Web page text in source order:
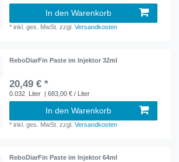
In den Warenkorb
*inkl. ges. MwSt. zzgl.Versandkosten
ReboDiarFin Paste im Injektor 32ml
20,49 € *
0.032 Liter | 683,00 € / Liter
In den Warenkorb
*inkl. ges. MwSt. zzgl.Versandkosten
ReboDiarFin Paste im Injektor 64ml